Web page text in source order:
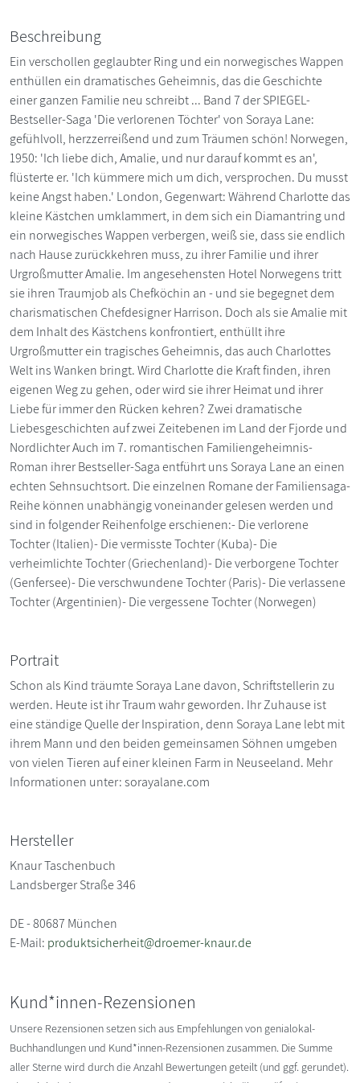
Beschreibung
Ein verschollen geglaubter Ring und ein norwegisches Wappen
enthüllen ein dramatisches Geheimnis, das die Geschichte
einer ganzen Familie neu schreibt ... Band 7 der SPIEGEL-
Bestseller-Saga 'Die verlorenen Töchter' von Soraya Lane:
gefühlvoll, herzzerreißend und zum Träumen schön! Norwegen,
1950: 'Ich liebe dich, Amalie, und nur darauf kommt es an',
flüsterte er. 'Ich kümmere mich um dich, versprochen. Du musst
keine Angst haben.' London, Gegenwart: Während Charlotte das
kleine Kästchen umklammert, in dem sich ein Diamantring und
ein norwegisches Wappen verbergen, weiß sie, dass sie endlich
nach Hause zurückkehren muss, zu ihrer Familie und ihrer
Urgroßmutter Amalie. Im angesehensten Hotel Norwegens tritt
sie ihren Traumjob als Chefköchin an - und sie begegnet dem
charismatischen Chefdesigner Harrison. Doch als sie Amalie mit
dem Inhalt des Kästchens konfrontiert, enthüllt ihre
Urgroßmutter ein tragisches Geheimnis, das auch Charlottes
Welt ins Wanken bringt. Wird Charlotte die Kraft finden, ihren
eigenen Weg zu gehen, oder wird sie ihrer Heimat und ihrer
Liebe für immer den Rücken kehren? Zwei dramatische
Liebesgeschichten auf zwei Zeitebenen im Land der Fjorde und
Nordlichter Auch im 7. romantischen Familiengeheimnis-
Roman ihrer Bestseller-Saga entführt uns Soraya Lane an einen
echten Sehnsuchtsort. Die einzelnen Romane der Familiensaga-
Reihe können unabhängig voneinander gelesen werden und
sind in folgender Reihenfolge erschienen:- Die verlorene
Tochter (Italien)- Die vermisste Tochter (Kuba)- Die
verheimlichte Tochter (Griechenland)- Die verborgene Tochter
(Genfersee)- Die verschwundene Tochter (Paris)- Die verlassene
Tochter (Argentinien)- Die vergessene Tochter (Norwegen)
Portrait
Schon als Kind träumte Soraya Lane davon, Schriftstellerin zu
werden. Heute ist ihr Traum wahr geworden. Ihr Zuhause ist
eine ständige Quelle der Inspiration, denn Soraya Lane lebt mit
ihrem Mann und den beiden gemeinsamen Söhnen umgeben
von vielen Tieren auf einer kleinen Farm in Neuseeland. Mehr
Informationen unter: sorayalane.com
Hersteller
Knaur Taschenbuch
Landsberger Straße 346
DE - 80687 München
E-Mail: produktsicherheit@droemer-knaur.de
Kund*innen-Rezensionen
Unsere Rezensionen setzen sich aus Empfehlungen von genialokal-
Buchhandlungen und Kund*innen-Rezensionen zusammen. Die Summe
aller Sterne wird durch die Anzahl Bewertungen geteilt (und ggf. gerundet).